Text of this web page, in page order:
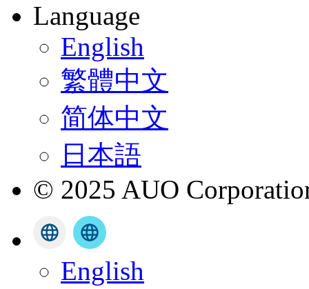
Language
English
繁體中文
简体中文
日本語
© 2025 AUO
English